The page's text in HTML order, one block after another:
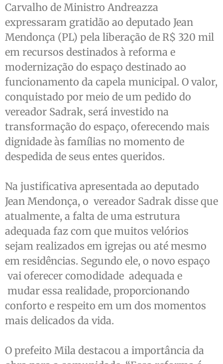
Carvalho de Ministro Andreazza
expressaram gratidão ao deputado Jean
Mendonça (PL) pela liberação de R$ 320 mil
em recursos destinados à reforma e
modernização do espaço destinado ao
funcionamento da capela municipal. O valor,
conquistado por meio de um pedido do
vereador Sadrak, será investido na
transformação do espaço, oferecendo mais
dignidade às famílias no momento de
despedida de seus entes queridos.
Na justificativa apresentada ao deputado
Jean Mendonça, o vereador Sadrak disse que
atualmente, a falta de uma estrutura
adequada faz com que muitos velórios
sejam realizados em igrejas ou até mesmo
em residências. Segundo ele, o novo espaço
vai oferecer comodidade adequada e
mudar essa realidade, proporcionando
conforto e respeito em um dos momentos
mais delicados da vida.
O prefeito Mila destacou a importância da